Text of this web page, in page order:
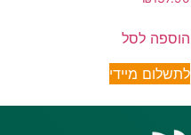
הוספה לסל
לתשלום מיידי